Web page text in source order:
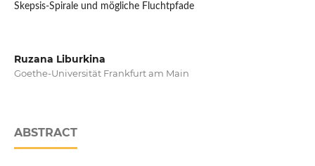
Skepsis-Spirale und mögliche Fluchtpfade
Ruzana Liburkina
Goethe-Universität Frankfurt am Main
ABSTRACT